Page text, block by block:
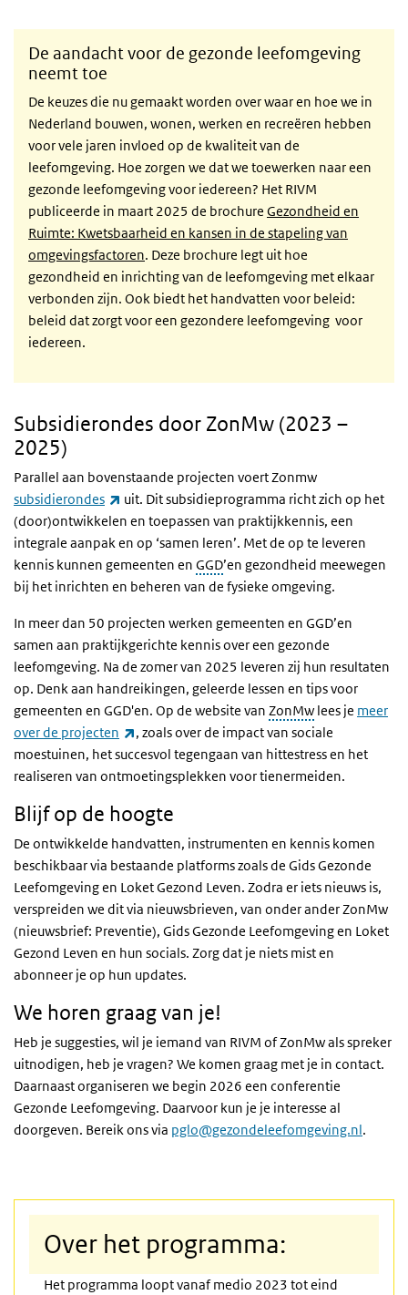
De aandacht voor de gezonde leefomgeving
neemt toe
De keuzes die nu gemaakt worden over waar en hoe we in
Nederland bouwen, wonen, werken en recreëren hebben
voor vele jaren invloed op de kwaliteit van de
leefomgeving. Hoe zorgen we dat we toewerken naar een
gezonde leefomgeving voor iedereen? Het RIVM
publiceerde in maart 2025 de brochure Gezondheid en
Ruimte: Kwetsbaarheid en kansen in de stapeling van
omgevingsfactoren. Deze brochure legt uit hoe
gezondheid en inrichting van de leefomgeving met elkaar
verbonden zijn. Ook biedt het handvatten voor beleid:
beleid dat zorgt voor een gezondere leefomgeving voor
iedereen.
Subsidierondes door ZonMw (2023 –
2025)
Parallel aan bovenstaande projecten voert Zonmw
subsidierondes
(externe link)
uit. Dit subsidieprogramma richt zich op het
(door)ontwikkelen en toepassen van praktijkkennis, een
integrale aanpak en op ‘samen leren’. Met de op te leveren
kennis kunnen gemeenten en GGD’en gezondheid meewegen
bij het inrichten en beheren van de fysieke omgeving.
In meer dan 50 projecten werken gemeenten en GGD’en
samen aan praktijkgerichte kennis over een gezonde
leefomgeving. Na de zomer van 2025 leveren zij hun resultaten
op. Denk aan handreikingen, geleerde lessen en tips voor
gemeenten en GGD'en. Op de website van ZonMw lees je meer
over de projecten
(externe link)
, zoals over de impact van sociale
moestuinen, het succesvol tegengaan van hittestress en het
realiseren van ontmoetingsplekken voor tienermeiden.
Blijf op de hoogte
De ontwikkelde handvatten, instrumenten en kennis komen
beschikbaar via bestaande platforms zoals de Gids Gezonde
Leefomgeving en Loket Gezond Leven. Zodra er iets nieuws is,
verspreiden we dit via nieuwsbrieven, van onder ander ZonMw
(nieuwsbrief: Preventie), Gids Gezonde Leefomgeving en Loket
Gezond Leven en hun socials. Zorg dat je niets mist en
abonneer je op hun updates.
We horen graag van je!
Heb je suggesties, wil je iemand van RIVM of ZonMw als spreker
uitnodigen, heb je vragen? We komen graag met je in contact.
Daarnaast organiseren we begin 2026 een conferentie
Gezonde Leefomgeving. Daarvoor kun je je interesse al
doorgeven. Bereik ons via pglo@gezondeleefomgeving.nl.
Over het programma:
Het programma loopt vanaf medio 2023 tot eind